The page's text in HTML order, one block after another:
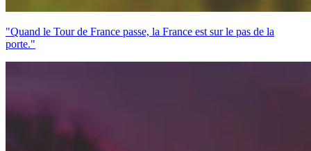
"Quand le Tour de France passe, la France est sur le pas de la
porte."